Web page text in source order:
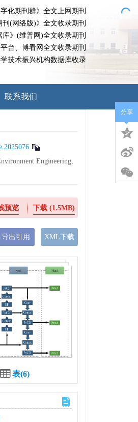
字化期刊群》全文上网期刊
(网络版)》全文收录期刊
库》(维普网)全文收录期刊
台、博看网全文收录期刊
学技术振兴机构数据库收录
联系我们
Engineering,
预览 下载(1.5MB)
导出引用 XML下载
表(6)
分享